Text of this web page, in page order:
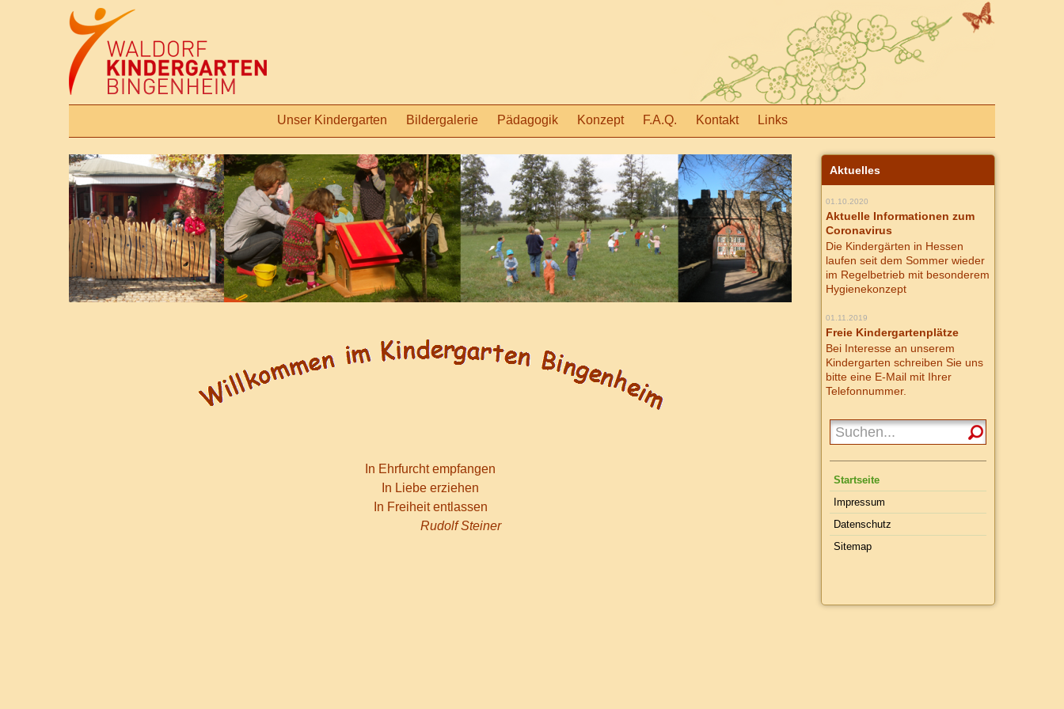
Unser Kindergarten Bildergalerie Pädagogik Konzept F.A.Q. Kontakt Links
In Ehrfurcht empfangen
In Liebe erziehen
In Freiheit entlassen
Rudolf Steiner
Aktuelles
01.10.2020
Aktuelle Informationen zum
Coronavirus
Die Kindergärten in Hessen
laufen seit dem Sommer wieder
im Regelbetrieb mit besonderem
Hygienekonzept
01.11.2019
Freie Kindergartenplätze
Bei Interesse an unserem
Kindergarten schreiben Sie uns
bitte eine E-Mail mit Ihrer
Telefonnummer.
Startseite
Impressum
Datenschutz
Sitemap